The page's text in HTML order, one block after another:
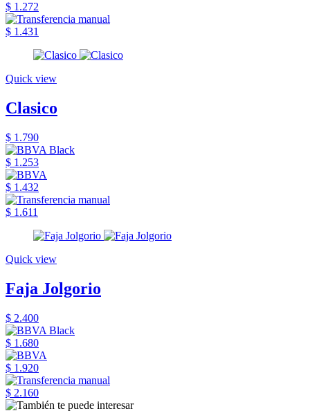
$ 1.272
$ 1.431
Quick view
Clasico
$ 1.790
$ 1.253
$ 1.432
$ 1.611
Quick view
Faja Jolgorio
$ 2.400
$ 1.680
$ 1.920
$ 2.160